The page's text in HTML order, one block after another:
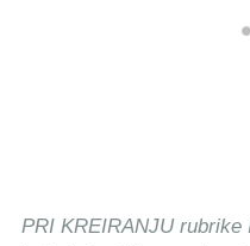
PRI KREIRANJU rubrike